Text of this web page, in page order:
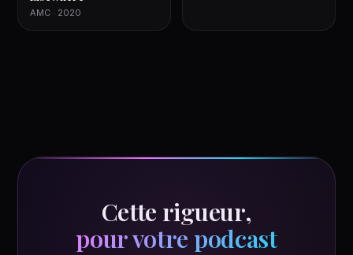
AMC · 2020
Cette rigueur,
pour votre podcast